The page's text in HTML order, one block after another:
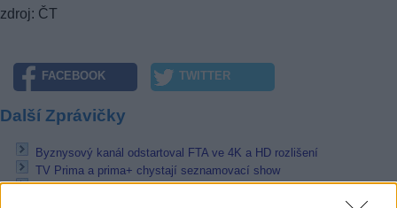
zdroj: ČT
FACEBOOK TWITTER
Další Zprávičky
Byznysový kanál odstartoval FTA ve 4K a HD rozlišení
TV Prima a prima+ chystají seznamovací show
Majitel TV Nova se připojil ke koalici proti pirátství